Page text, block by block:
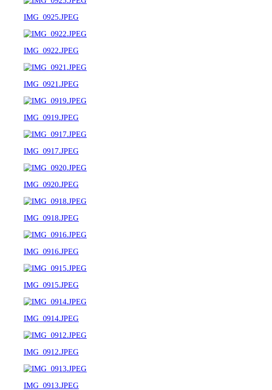
IMG_0925.JPEG
IMG_0922.JPEG
IMG_0921.JPEG
IMG_0919.JPEG
IMG_0917.JPEG
IMG_0920.JPEG
IMG_0918.JPEG
IMG_0916.JPEG
IMG_0915.JPEG
IMG_0914.JPEG
IMG_0912.JPEG
IMG_0913.JPEG